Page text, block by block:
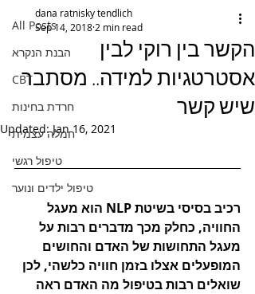
All Posts
הבנת הנקרא
CBT
חרדת בחינות
חמלה עצמית
טיפול רגשי
טיפול ילדים ונוער
הקשר בין רוקי לבין
אסטרטגיות למידה.. מסתבר
שיש קשר
dana ratnisky tendlich
Sep 14, 2018 2 min read
Updated:Jan 16, 2021
רכיב בסיסי בשיטת NLP הוא מעגל
החוויה, כחלק מכך מדברים רבות על
מעגל התחושות של האדם והחושים
המופעלים אצלו בזמן חוויה כלשהי, לכן
שואלים רבות בטיפול מה האדם ראה